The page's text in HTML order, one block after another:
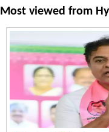
Most viewed from